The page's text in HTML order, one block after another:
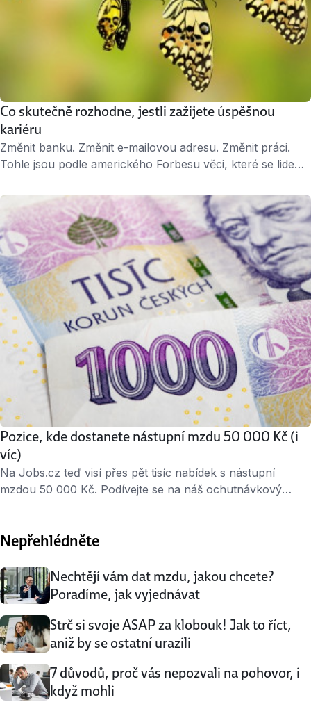
Co skutečně rozhodne, jestli zažijete úspěšnou
kariéru
Změnit banku. Změnit e-mailovou adresu. Změnit práci.
Tohle jsou podle amerického Forbesu věci, které se lidem
protože změny lidská povaha obecně zrovna nemiluje.
Přinášejí nejistotu, nepohodlí a někdy i úzkost. Jenže bude
to právě schopnost zvládat změny, která v budoucnu
rozhodne o vašem úspěchu. Jak vyděsit dvacátníka
Chcete …
Pozice, kde dostanete nástupní mzdu 50 000 Kč (i
víc)
Na Jobs.cz teď visí přes pět tisíc nabídek s nástupní
mzdou 50 000 Kč. Podívejte se na náš ochutnávkový
mít na starost segment malých a středních firem. Je to
zavření …
Nepřehlédněte
Nechtějí vám dat mzdu, jakou chcete?
Poradíme, jak vyjednávat
Strč si svoje ASAP za klobouk! Jak to říct,
aniž by se ostatní urazili
7 důvodů, proč vás nepozvali na pohovor, i
když mohli